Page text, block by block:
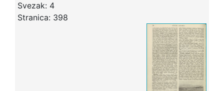
Svezak: 4
Stranica: 398